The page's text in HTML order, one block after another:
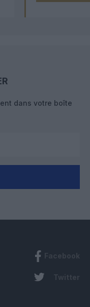
dans votre boîte